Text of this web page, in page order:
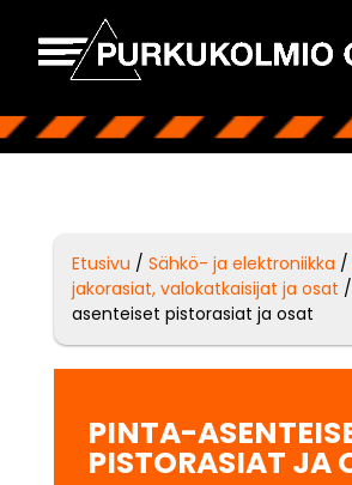
Etusivu / Sähkö- ja elektroniikka /
jakorasiat, valokatkaisijat ja osat
asenteiset pistorasiat ja osat
PINTA-
PISTORASIAT JA